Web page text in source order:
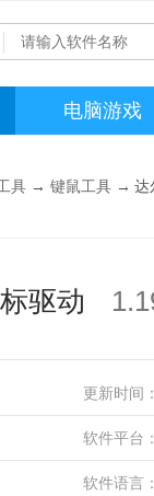
电脑游戏
具 → 键鼠工具 → 达
驱动
更新时间
软件平台
软件语言